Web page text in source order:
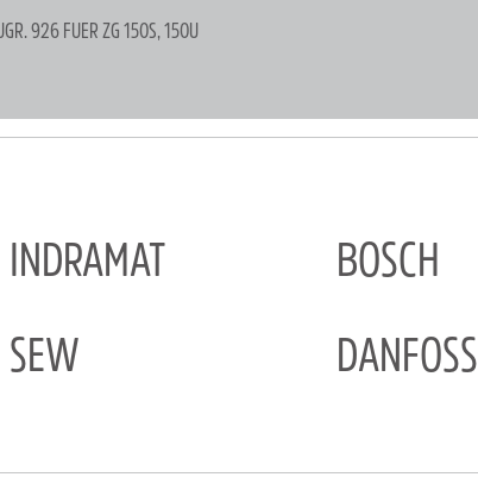
926 FUER ZG 150S, 150U
INDRAMAT BOSCH
SEW DANFOSS